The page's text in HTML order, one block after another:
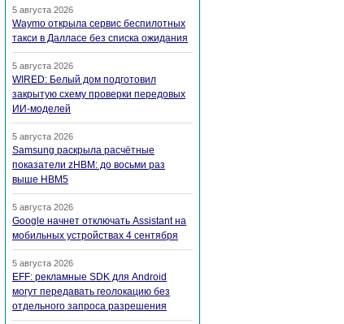
5 августа 2026
Waymo открыла сервис беспилотных
такси в Далласе без списка ожидания
5 августа 2026
WIRED: Белый дом подготовил
закрытую схему проверки передовых
ИИ-моделей
5 августа 2026
Samsung раскрыла расчётные
показатели zHBM: до восьми раз
выше HBM5
5 августа 2026
Google начнет отключать Assistant на
мобильных устройствах 4 сентября
5 августа 2026
EFF: рекламные SDK для Android
могут передавать геолокацию без
отдельного запроса разрешения